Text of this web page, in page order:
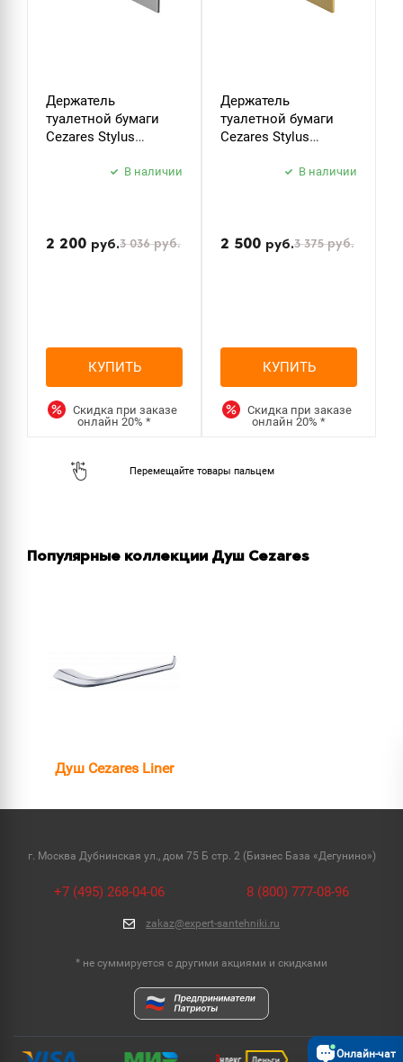
Держатель
туалетной бумаги
Cezares Stylus
В наличии
2 200 руб.3 036руб.
КУПИТЬ
Скидка при заказе
онлайн20%*
Держатель
туалетной бумаги
Cezares Stylus
брашированноеВ наличии
2 500 руб.3 375руб.
КУПИТЬ
Скидка при заказе
онлайн20%*
Популярные коллекции Душ Cezares
Душ Cezares Liner
г. Москва Дубнинская ул., дом 75 Б стр. 2 (Бизнес База «Дегунино»)
+7 (495) 268-04-06 8 (800) 777-08-96
zakaz@expert-santehniki.ru
* не суммируется с другими акциями и скидками
Онлайн-чат